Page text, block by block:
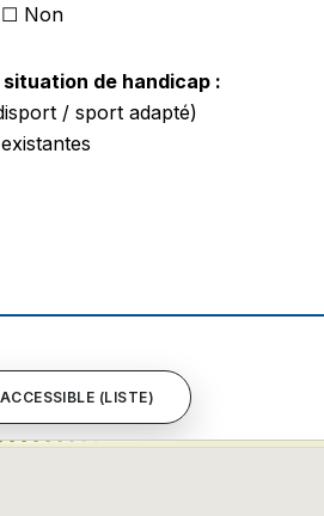
Non
de handicap :
/ sport adapté)
(LISTE)